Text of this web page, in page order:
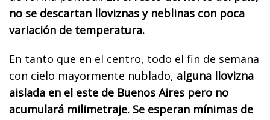
no se descartan lloviznas y neblinas con poca
variación de temperatura.
En tanto que en el centro, todo el fin de semana
con cielo mayormente nublado, alguna llovizna
aislada en el este de Buenos Aires pero no
acumulará milimetraje. Se esperan mínimas de